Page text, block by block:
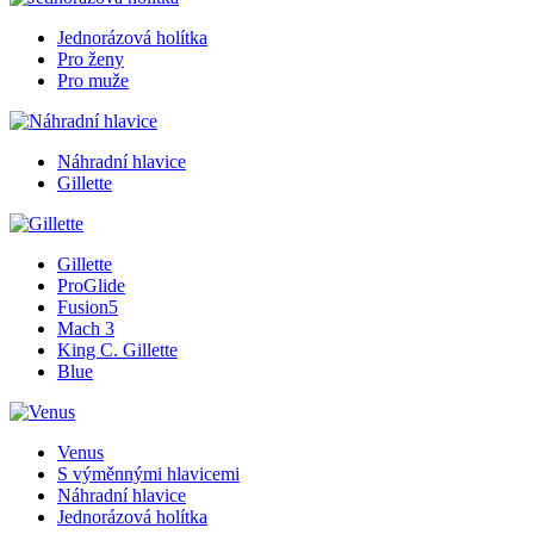
Jednorázová holítka
Pro ženy
Pro muže
Náhradní hlavice
Gillette
Gillette
ProGlide
Fusion5
Mach 3
King C. Gillette
Blue
Venus
S výměnnými hlavicemi
Náhradní hlavice
Jednorázová holítka